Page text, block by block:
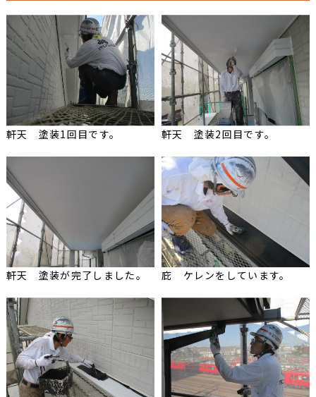
軒天 塗装1回目です。 軒天 塗装2回目です。
軒天 塗装が完了しました。 庇 ケレンをしています。